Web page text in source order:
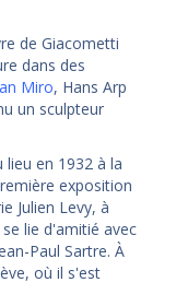
de Giacometti
dans des
Miro, Hans Arp
un sculpteur
en 1932 à la
exposition
Julien Levy, à
lie d'amitié avec
Paul Sartre. À
où il s'est